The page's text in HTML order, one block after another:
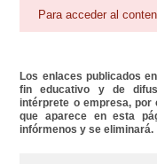
Área personal
Para acceder al
Los enlaces publicados
fin educativo y de
intérprete o empresa, por
que aparece en esta
infórmenos y se eliminará.